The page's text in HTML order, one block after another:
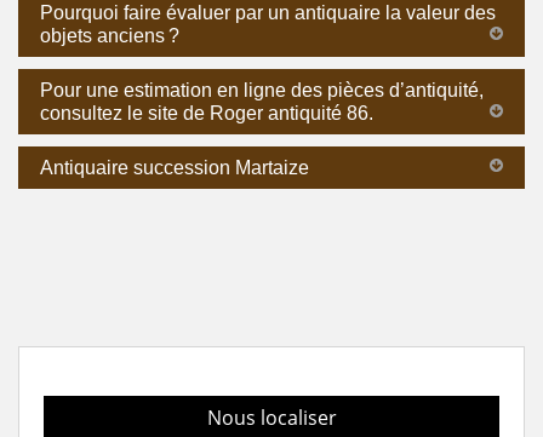
Pourquoi faire évaluer par un antiquaire la valeur des
objets anciens ?
Pour une estimation en ligne des pièces d’antiquité,
consultez le site de Roger antiquité 86.
Antiquaire succession Martaize
Nous localiser